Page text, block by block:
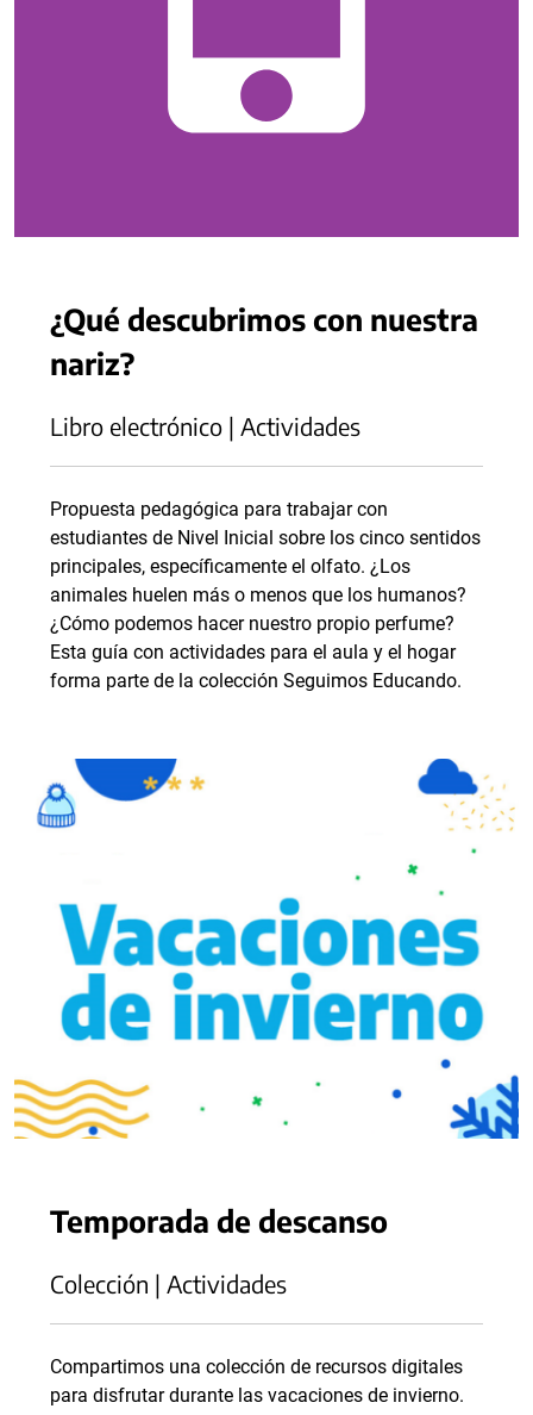
¿Qué descubrimos con nuestra
nariz?
Libro electrónico | Actividades
Propuesta pedagógica para trabajar con
estudiantes de Nivel Inicial sobre los cinco sentidos
principales, específicamente el olfato. ¿Los
animales huelen más o menos que los humanos?
¿Cómo podemos hacer nuestro propio perfume?
Esta guía con actividades para el aula y el hogar
forma parte de la colección Seguimos Educando.
Temporada de descanso
Colección | Actividades
Compartimos una colección de recursos digitales
para disfrutar durante las vacaciones de invierno.